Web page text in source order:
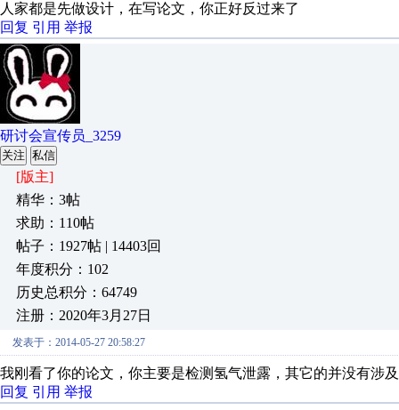
人家都是先做设计，在写论文，你正好反过来了
回复 引用 举报
研讨会宣传员_3259
关注 私信
[版主]
精华：3帖
求助：110帖
帖子：1927帖 | 14403回
年度积分：102
历史总积分：64749
注册：2020年3月27日
发表于：2014-05-27 20:58:27
我刚看了你的论文，你主要是检测氢气泄露，其它的并没有涉
回复 引用 举报